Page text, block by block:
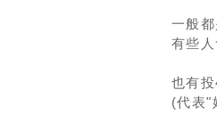
一般
有些
也有
(代表"